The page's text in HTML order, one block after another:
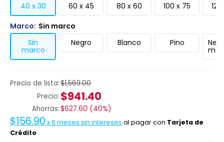
Precio de lista:$1,569.00
Precio: $941.40
Ahorras:$627.60 (40%)
$156.90 x6 meses sin intereses al pagar con Tarjeta de
Crédito
40 x 30
60 x 45 80 x 60 100 x 75
Marco: Sin marco
Sin
marco
Negro Blanco Pino